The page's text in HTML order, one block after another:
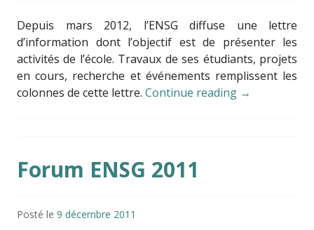
Depuis mars 2012, l’ENSG diffuse une lettre
d’information dont l’objectif est de présenter les
activités de l’école. Travaux de ses étudiants, projets
en cours, recherche et événements remplissent les
colonnes de cette lettre. Continue reading →
Forum ENSG 2011
Posté le 9 décembre 2011